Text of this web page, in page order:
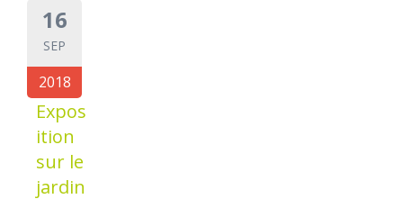
16
SEP
2018
Expos
ition
sur le
jardin